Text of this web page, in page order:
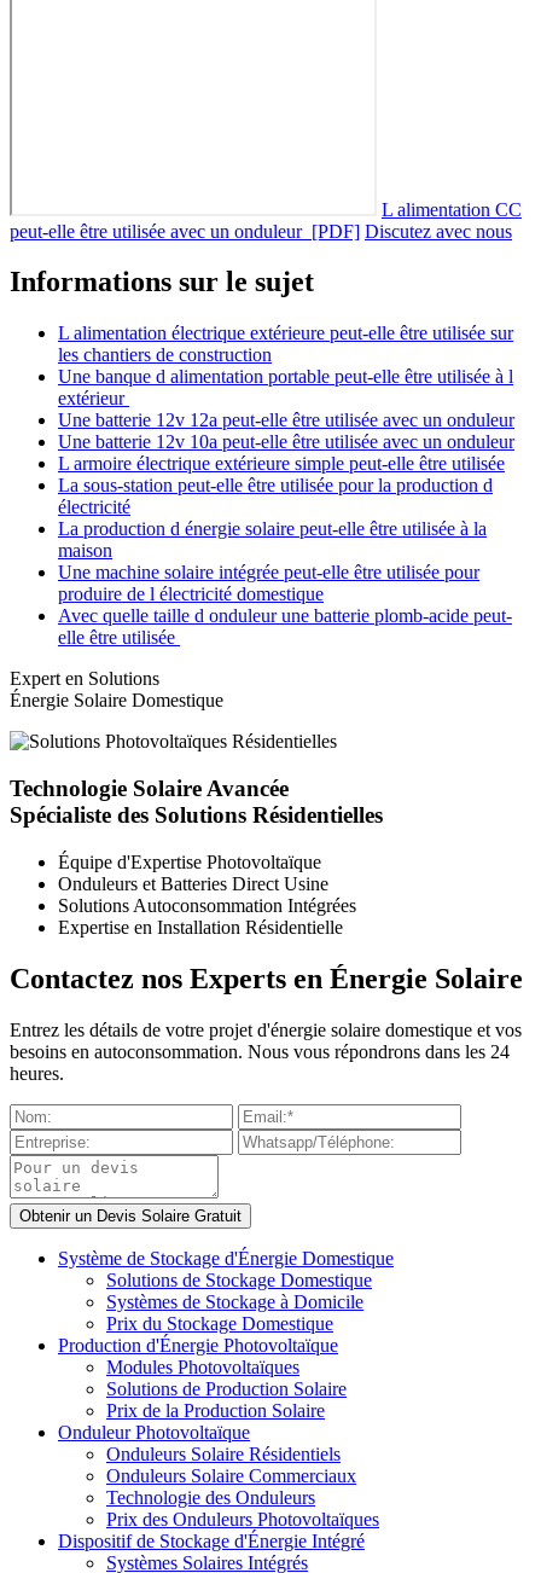
L alimentation CC
peut-elle être utilisée avec un onduleur [PDF] Discutez avec nous
Informations sur le sujet
L alimentation électrique extérieure peut-elle être utilisée sur
les chantiers de construction
Une banque d alimentation portable peut-elle être utilisée à l
extérieur
Une batterie 12v 12a peut-elle être utilisée avec un onduleur
Une batterie 12v 10a peut-elle être utilisée avec un onduleur
L armoire électrique extérieure simple peut-elle être utilisée
La sous-station peut-elle être utilisée pour la production d
électricité
La production d énergie solaire peut-elle être utilisée à la
maison
Une machine solaire intégrée peut-elle être utilisée pour
produire de l électricité domestique
Avec quelle taille d onduleur une batterie plomb-acide peut-
elle être utilisée
Expert en Solutions
Énergie Solaire Domestique
Technologie Solaire Avancée
Spécialiste des Solutions Résidentielles
Équipe d'Expertise Photovoltaïque
Onduleurs et Batteries Direct Usine
Solutions Autoconsommation Intégrées
Expertise en Installation Résidentielle
Contactez nos Experts en Énergie Solaire
Entrez les détails de votre projet d'énergie solaire domestique et vos
besoins en autoconsommation. Nous vous répondrons dans les 24
heures.
Système de Stockage d'Énergie Domestique
Solutions de Stockage Domestique
Systèmes de Stockage à Domicile
Prix du Stockage Domestique
Production d'Énergie Photovoltaïque
Modules Photovoltaïques
Solutions de Production Solaire
Prix de la Production Solaire
Onduleur Photovoltaïque
Onduleurs Solaire Résidentiels
Onduleurs Solaire Commerciaux
Technologie des Onduleurs
Prix des Onduleurs Photovoltaïques
Dispositif de Stockage d'Énergie Intégré
Systèmes Solaires Intégrés